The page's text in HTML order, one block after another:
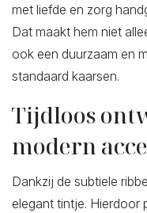
met liefde en zorg
Dat maakt hem niet
ook een duurzaam en
standaard kaarsen.
Tijdloos
modern
Dankzij de subtiele
elegant tintje. Hierdoor